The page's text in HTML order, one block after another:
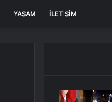
YAŞAM İLETIŞIM